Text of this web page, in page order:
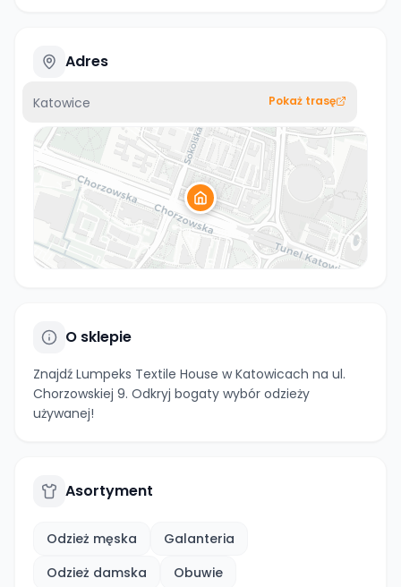
Adres
Katowice Pokaż trasę
O sklepie
Znajdź Lumpeks Textile House w Katowicach na ul.
Chorzowskiej 9. Odkryj bogaty wybór odzieży
używanej!
Asortyment
Odzież męska
Galanteria
Odzież damska
Obuwie